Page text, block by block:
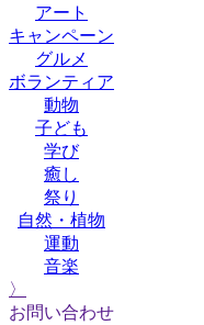
アート
キャンペーン
グルメ
ボランティア
動物
子ども
学び
癒し
祭り
自然・植物
運動
音楽
〉
お問い合わせ